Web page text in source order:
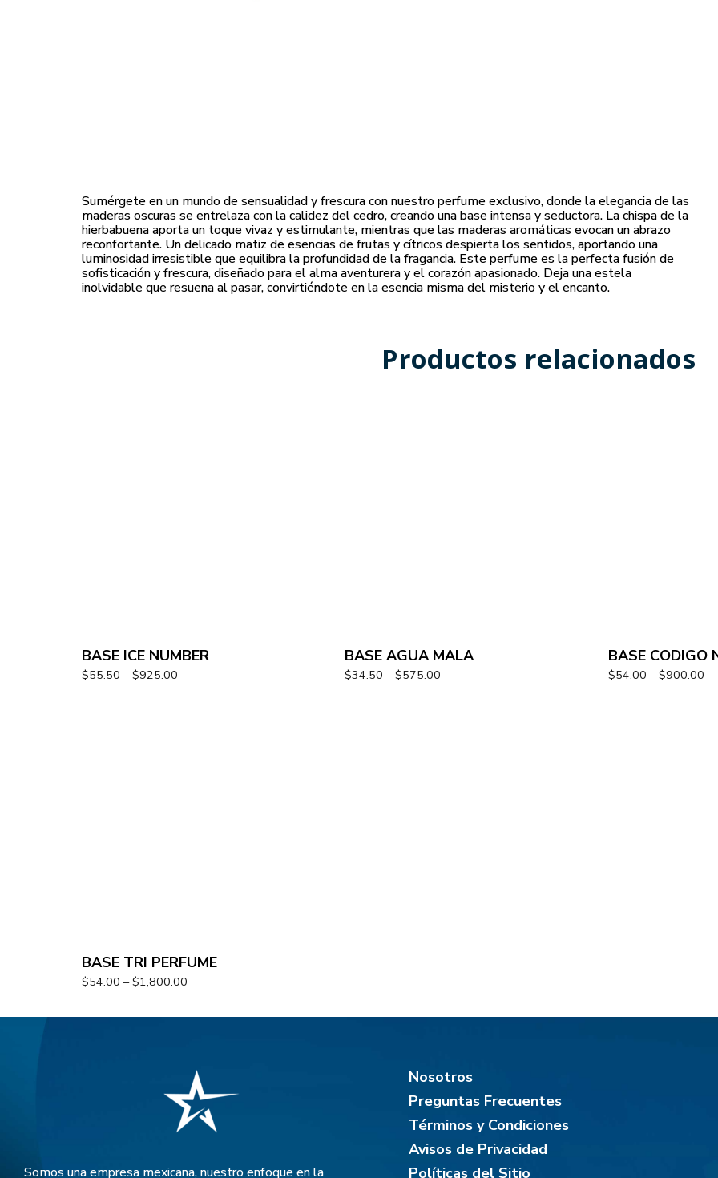
Sumérgete en un mundo de sensualidad y frescura con nuestro perfume exclusivo, donde la elegancia de las
maderas oscuras se entrelaza con la calidez del cedro, creando una base intensa y seductora. La chispa de la
hierbabuena aporta un toque vivaz y estimulante, mientras que las maderas aromáticas evocan un abrazo
reconfortante. Un delicado matiz de esencias de frutas y cítricos despierta los sentidos, aportando una
luminosidad irresistible que equilibra la profundidad de la fragancia. Este perfume es la perfecta fusión de
sofisticación y frescura, diseñado para el alma aventurera y el corazón apasionado. Deja una estela
inolvidable que resuena al pasar, convirtiéndote en la esencia misma del misterio y el encanto.
Productos relacionados
BASE ICE NUMBER
$55.50 – $925.00
BASE AGUA MALA
$34.50 – $575.00
BASE CODIGO
$54.00 – $900.00
BASE TRI PERFUME
$54.00 – $1,800.00
Somos una empresa mexicana, nuestro enfoque en la
Nosotros
Preguntas Frecuentes
Términos y Condiciones
Avisos de Privacidad
Políticas del Sitio